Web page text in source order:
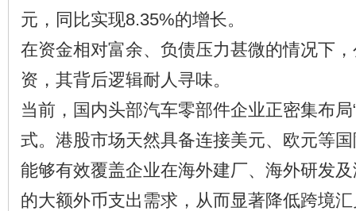
元，同比实现8.35%的增长。
在资金相对富余、负债压力甚微的情况下
资，其背后逻辑耐人寻味。
当前，国内头部汽车零部件企业正密集布局
式。港股市场天然具备连接美元、欧元等
能够有效覆盖企业在海外建厂、海外研发
的大额外币支出需求，从而显著降低跨境